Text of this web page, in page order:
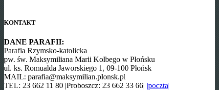
KONTAKT
DANE PARAFII:
Parafia Rzymsko-katolicka
pw. św. Maksymiliana Marii Kolbego w Płońsku
ul. ks. Romualda Jaworskiego 1, 09-100 Płońsk
MAIL: parafia@maksymilian.plonsk.pl
TEL: 23 662 11 80 |Proboszcz: 23 662 33 66| |poczta|